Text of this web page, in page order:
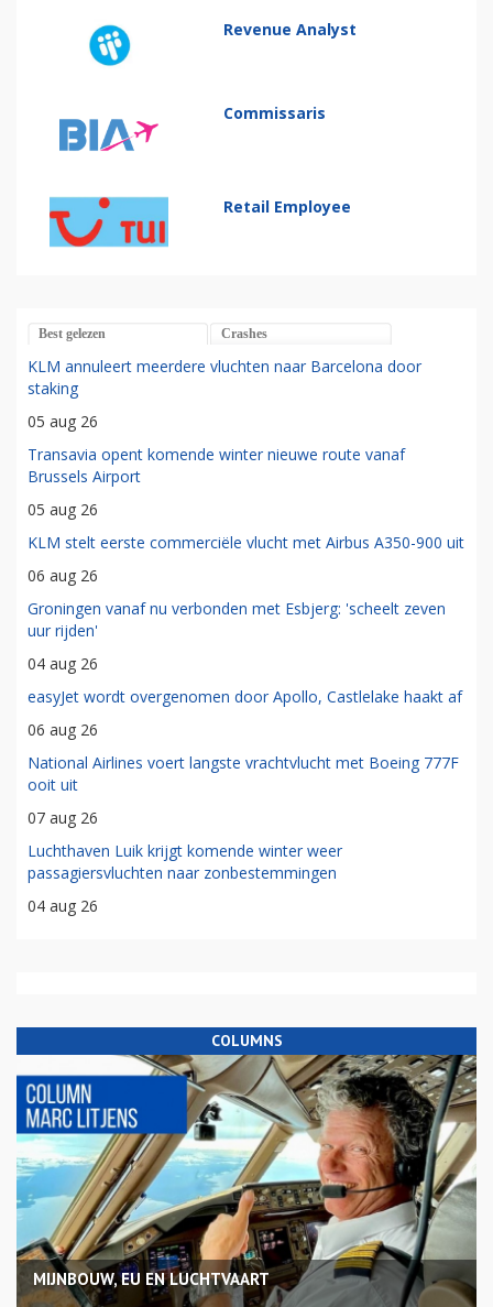
Revenue Analyst
Commissaris
Retail Employee
Best gelezen Crashes
KLM annuleert meerdere vluchten naar Barcelona door
staking
05 aug 26
Transavia opent komende winter nieuwe route vanaf
Brussels Airport
05 aug 26
KLM stelt eerste commerciële vlucht met Airbus A350-900 uit
06 aug 26
Groningen vanaf nu verbonden met Esbjerg: 'scheelt zeven
uur rijden'
04 aug 26
easyJet wordt overgenomen door Apollo, Castlelake haakt af
06 aug 26
National Airlines voert langste vrachtvlucht met Boeing 777F
ooit uit
07 aug 26
Luchthaven Luik krijgt komende winter weer
passagiersvluchten naar zonbestemmingen
04 aug 26
COLUMNS
MIJNBOUW, EU EN LUCHTVAART